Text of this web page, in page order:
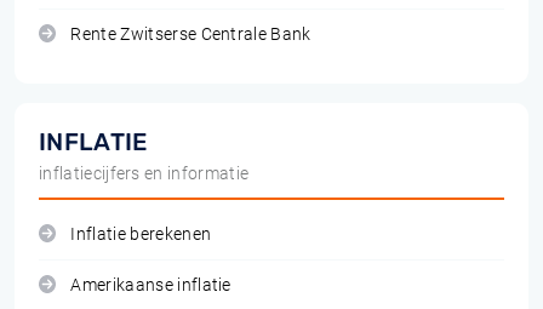
Rente Zwitserse Centrale Bank
INFLATIE
inflatiecijfers en informatie
Inflatie berekenen
Amerikaanse inflatie